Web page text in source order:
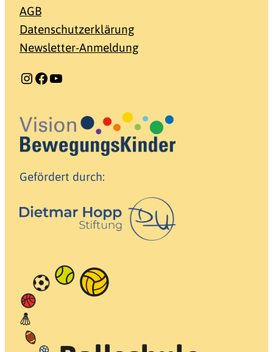
AGB
Datenschutzerklärung
Newsletter-Anmeldung
Instagram Facebook YouTube
Gefördert durch: